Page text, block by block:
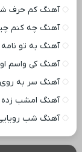
آهنگ کم حرف
آهنگ چه کنم
آهنگ به تو
آهنگ کی واسم
آهنگ سر به
آهنگ امشب
آهنگ شب